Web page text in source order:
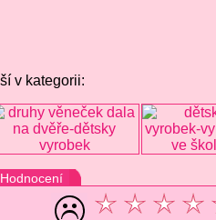
v kategorii:
Hodnocení